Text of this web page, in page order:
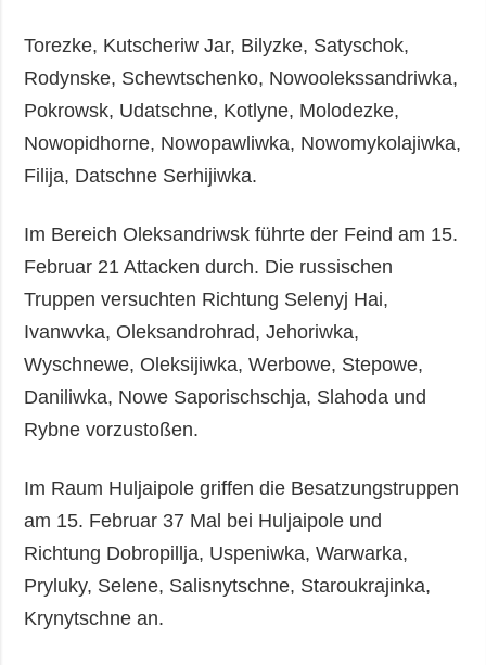
Torezke, Kutscheriw Jar, Bilyzke, Satyschok,
Rodynske, Schewtschenko, Nowoolekssandriwka,
Pokrowsk, Udatschne, Kotlyne, Molodezke,
Nowopidhorne, Nowopawliwka, Nowomykolajiwka,
Filija, Datschne Serhijiwka.
Im Bereich Oleksandriwsk führte der Feind am 15.
Februar 21 Attacken durch. Die russischen
Truppen versuchten Richtung Selenyj Hai,
Ivanwvka, Oleksandrohrad, Jehoriwka,
Wyschnewe, Oleksijiwka, Werbowe, Stepowe,
Daniliwka, Nowe Saporischschja, Slahoda und
Rybne vorzustoßen.
Im Raum Huljaipole griffen die Besatzungstruppen
am 15. Februar 37 Mal bei Huljaipole und
Richtung Dobropillja, Uspeniwka, Warwarka,
Pryluky, Selene, Salisnytschne, Staroukrajinka,
Krynytschne an.